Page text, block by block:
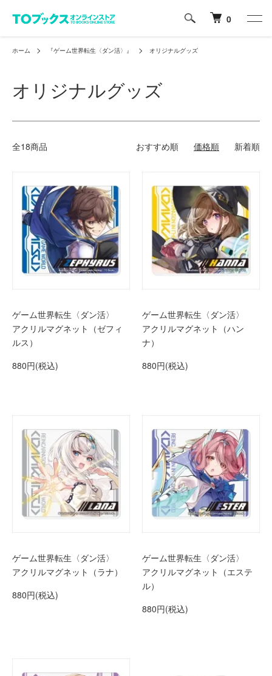
0
ホーム 『ゲーム世界転生〈ダン活〉』 オリジナルグッズ
オリジナルグッズ
全18商品 おすすめ順 価格順 新着順
ゲーム世界転生〈ダン活〉
アクリルマグネット（ゼフィ
ルス）
880円(税込)
ゲーム世界転生〈ダン活〉
アクリルマグネット（ハン
ナ）
880円(税込)
ゲーム世界転生〈ダン活〉
アクリルマグネット（ラナ）
880円(税込)
ゲーム世界転生〈ダン活〉
アクリルマグネット（エステ
ル）
880円(税込)